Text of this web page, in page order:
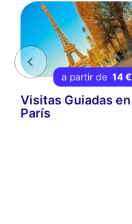
a partir de 14 €
Visitas Guiadas en
París